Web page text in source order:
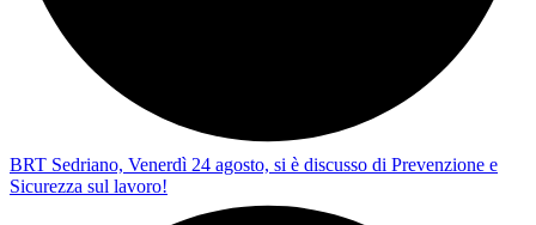
BRT Sedriano, Venerdì 24 agosto, si è discusso di Prevenzione e
Sicurezza sul lavoro!